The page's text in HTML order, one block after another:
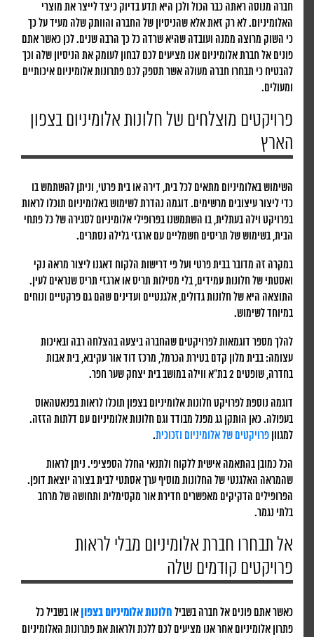
חברה מנוסה ראתה כבר הכול ולכן היא תדע בדיוק כיצד לייצר את מוצרי
האלומיניום. לא רק זאת אלא שהניסיון של החברה והוותק שלה מעיד על כך
כי השוק מרוצה ממנה ועובדה שהיא שרדה כל כך הרבה שנים. לכן כאשר אתם
פונים אל חברת אלומיניום אנו מציעים לכם לבחון לעומק את הניסיון שלה וכך
להבטיח כי תבחרו חברה מעולה אשר תספק לכם פתרונות אלומיניום איכותיים
ומעולים.
פרויקטים מוצלחים של חלונות אלומיניום בצפון
הארץ
השימוש באלומיניום מתאים לכל בית, דירה או בית פרטי, וניתן להשתמש בו
כדי ליצור עיצובים מרשימים. דוגמה נהדרת לשימוש באלומיניום תוכלו לראות
בפרויקט וילה בעתלית, בו השתמשנו בפרופילי אלומיניום לסגירה של כל פתחי
הבית, בשימוש של תריסים חשמליים עם ארגזי גלילה נסתרים.
במקרה זה מדובר בבית פרטי ועל פי דרישות הלקוח דאגנו ליצור מראה נקי
ואסטתי של חלונות עמידים, בלי מסילות תריס או ארגזי תריס שנראים לעין.
התוצאה היא של חלונות גדולים, אלגנטיים ועדינים שהם גם פרקטיים ונוחים
במיוחד לשימוש.
להלך מספר דוגמאות לפרויקטים שהחברה ביצעה בהצלחה רבה ובאיכות
עצומה: בבית מלון קדם בטירת הכרמל, מרכז דוד אור עקיבא, בית אבות
בחדרה, שופטים 2 בת"א ווילה במושב בית יצחק שער חפר.
דוגמה נוספת לפרויקט חלונות אלומיניום בצפון תוכלו לראות בפנאטהאוס
בעפולה. כאן הותקן גג מפנל מבודד וגם חלונות אלומיניום עם דלתות הזזה.
למגווןפרויקטים של אלומיניום וזכוכית.
הכל כמובן בהתאמה אישית ללקוח ולתנאי החלל הספציפי. ניתן לראות
שהמראה האלגנטי של החלונות מוסיף ערך אסתטי לבית בצורה יוצאת דופן.
הפרופילים הדקיקים מאפשרים חדירת אור מקסימלית ותחושה של מרחב
בלתי נגמר.
אל תבחרו חברת אלומיניום מבלי לראות
פרויקטים קודמים שלה
כאשר אתם פונים אל חברה בשבילחלונות אלומיניום בצפוןאו בשביל כל
פתרון אלומיניום אחר אנו מציעים לכם ללכת ולראות את פתרונות האלומיניום